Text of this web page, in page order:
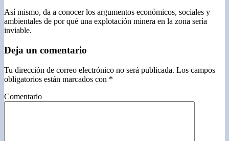
Así mismo, da a conocer los argumentos económicos, sociales y
ambientales de por qué una explotación minera en la zona sería
inviable.
Deja un comentario
Tu dirección de correo electrónico no será publicada. Los campos
obligatorios están marcados con *
Comentario